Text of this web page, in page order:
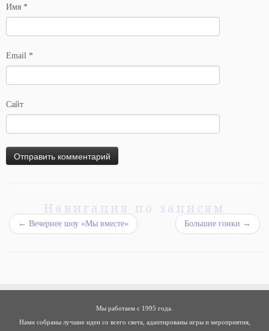
Имя *
Email *
Сайт
Навигация по записям
← Вечернее шоу «Мы вместе» Большие гонки →
Мы работаем с 1995 года.
Нами собраны лучшие идеи со всего света, адаптированы игры и мероприятия,